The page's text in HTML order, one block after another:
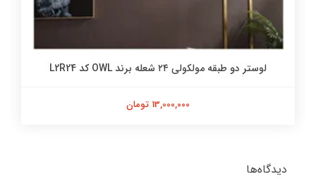
لوستر دو طبقه مولکولی ۲۴ شعله برند OWL کد L2R24
13,000,000 تومان
دیدگاه‌ها